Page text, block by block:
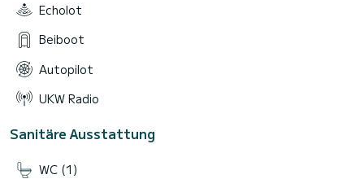
Echolot
Beiboot
Autopilot
UKW Radio
Sanitäre Ausstattung
WC (1)